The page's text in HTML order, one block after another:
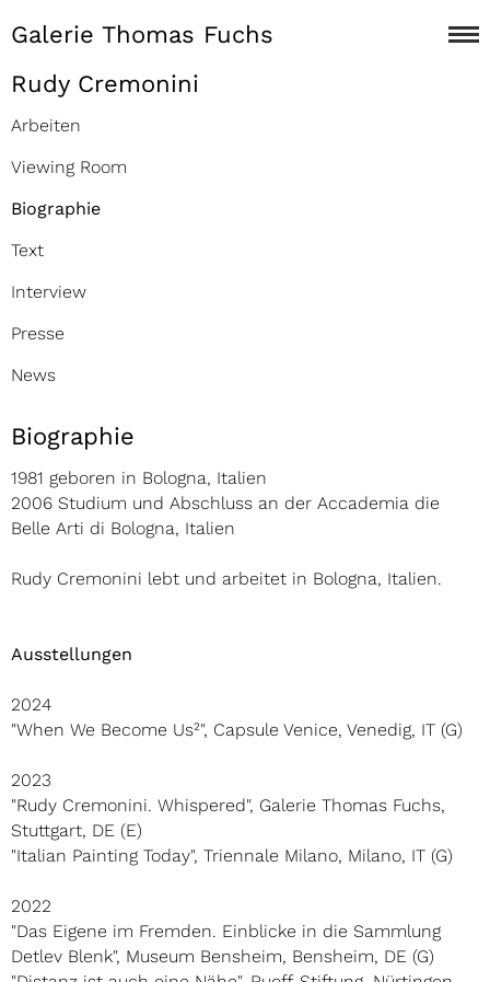
Galerie Thomas Fuchs
Rudy Cremonini
Arbeiten
Viewing Room
Biographie
Text
Interview
Presse
News
Biographie
1981 geboren in Bologna, Italien
2006 Studium und Abschluss an der Accademia die
Belle Arti di Bologna, Italien
Rudy Cremonini lebt und arbeitet in Bologna, Italien.
Ausstellungen
2024
"When We Become Us²", Capsule Venice, Venedig, IT (G)
2023
"Rudy Cremonini. Whispered", Galerie Thomas Fuchs,
Stuttgart, DE (E)
"Italian Painting Today", Triennale Milano, Milano, IT (G)
2022
"Das Eigene im Fremden. Einblicke in die Sammlung
Detlev Blenk", Museum Bensheim, Bensheim, DE (G)